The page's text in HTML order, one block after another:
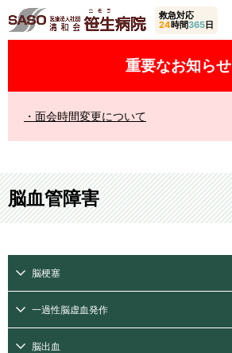
救急対応
24時間365日
重要なお知らせ
面会時間変更について
脳血管障害
脳梗塞
一過性脳虚血発作
脳出血